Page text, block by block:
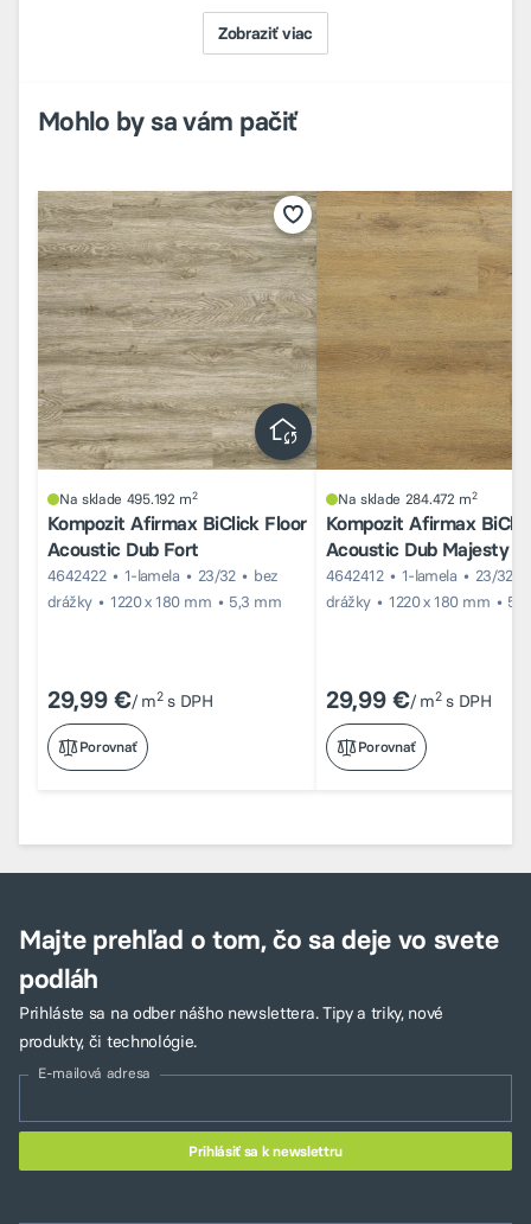
Zobraziť viac
Mohlo by sa vám pačiť
Porovnať
Na sklade 495.192 m2
Kompozit Afirmax BiClick Floor
Acoustic Dub Fort
4642422 1-lamela 23/32
bez
drážky
1220 x 180 mm 5,3 mm
29,99 €/ m2s DPH
Porovnať
Na sklade 284.472 m2
Kompozit Afirmax
Acoustic Dub Majesty
4642412 1-lamela
23/32
drážky
1220 x 180 mm
29,99 €/ m2s DPH
Majte prehľad o tom, čo sa deje vo svete
podláh
Prihláste sa na odber nášho newslettera. Tipy a triky, nové
produkty, či technológie.
E-mailová adresa